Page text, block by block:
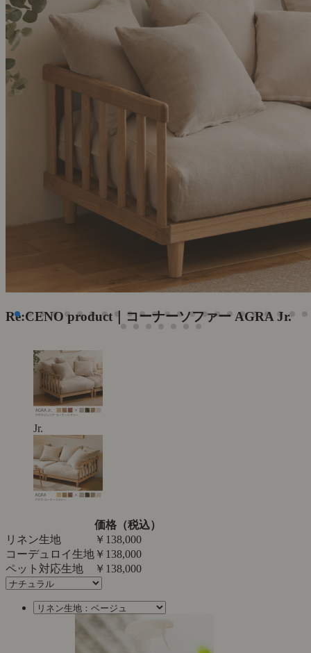
Re:CENO product｜コーナーソファー AGRA Jr.
Jr.
価格（税込）
リネン生地
￥138,000
コーデュロイ生地 ￥138,000
ペット対応生地
￥138,000